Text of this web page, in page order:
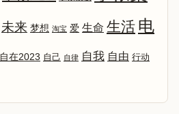
未来 梦想 淘宝 爱 生命 生活 电
自在2023 自己 自律 自我 自由 行动